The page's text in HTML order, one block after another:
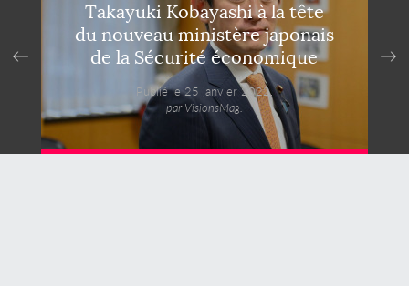
Takayuki Kobayashi à la tête
du nouveau ministère japonais
de la Sécurité économique
Publié le 25 janvier 2022,
par VisionsMag.